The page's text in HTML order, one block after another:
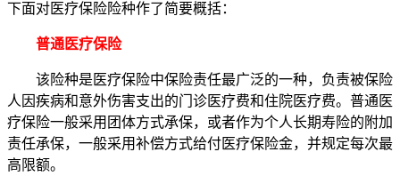
下面对医疗保险险种作了简要概括：
普通医疗保险
该险种是医疗保险中保险责任最广泛的一种，负责被保险
人因疾病和意外伤害支出的门诊医疗费和住院医疗费。普通医
疗保险一般采用团体方式承保，或者作为个人长期寿险的附加
责任承保，一般采用补偿方式给付医疗保险金，并规定每次最
高限额。